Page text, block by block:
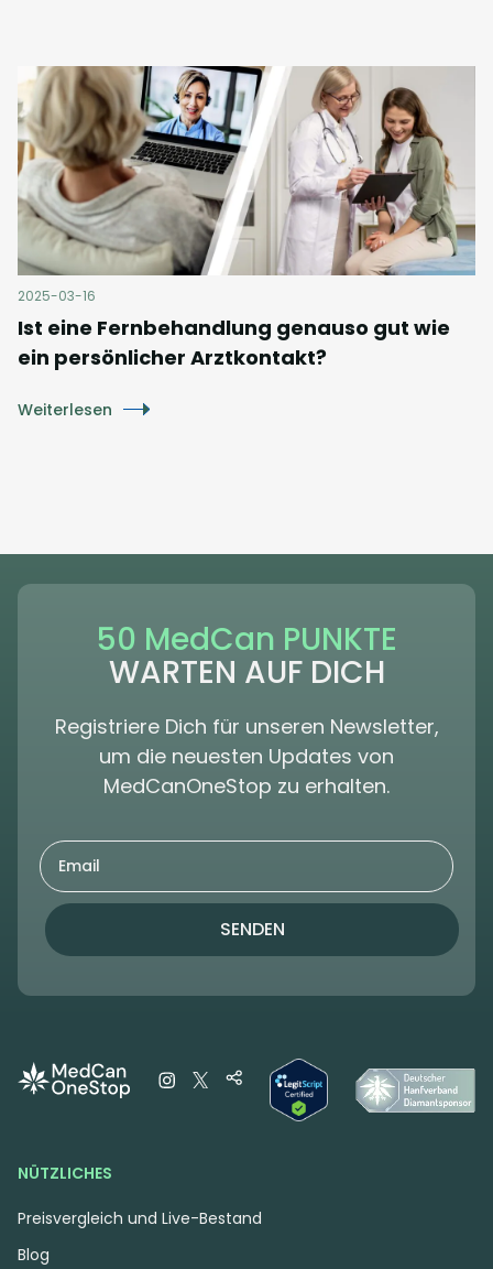
2025-03-16
Ist eine Fernbehandlung genauso gut wie
ein persönlicher Arztkontakt?
Weiterlesen
50 MedCan PUNKTE
WARTEN AUF DICH
Registriere Dich für unseren Newsletter,
um die neuesten Updates von
MedCanOneStop zu erhalten.
SENDEN
NÜTZLICHES
Preisvergleich und Live-Bestand
Blog